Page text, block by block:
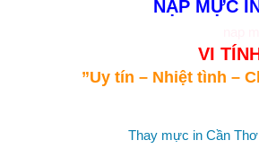
NẠP MỰC
VI
”Uy tín – Nhiệt tình –
Thay mực in Cần Thơ